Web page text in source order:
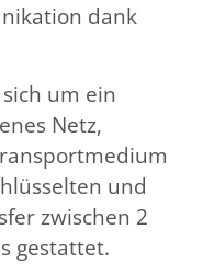
dank
um ein
Netz,
und
zwischen 2
gestattet.